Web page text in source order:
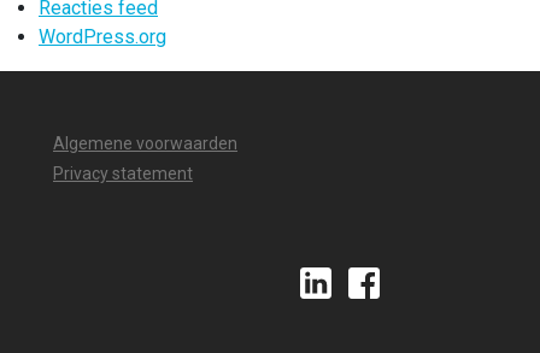
Reacties feed
WordPress.org
Algemene voorwaarden
Privacy statement